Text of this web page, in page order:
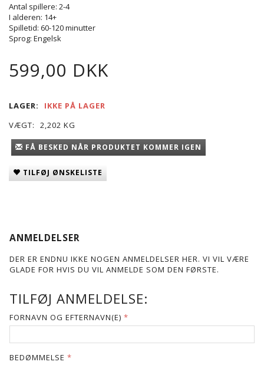
Antal spillere: 2-4
I alderen: 14+
Spilletid: 60-120 minutter
Sprog: Engelsk
599,00 DKK
LAGER:
IKKE PÅ LAGER
VÆGT:
2,202 KG
FÅ BESKED NÅR PRODUKTET KOMMER IGEN
TILFØJ ØNSKELISTE
ANMELDELSER
DER ER ENDNU IKKE NOGEN ANMELDELSER HER. VI VIL VÆRE
GLADE FOR HVIS DU VIL ANMELDE SOM DEN FØRSTE.
TILFØJ ANMELDELSE:
FORNAVN OG EFTERNAVN(E)
BEDØMMELSE